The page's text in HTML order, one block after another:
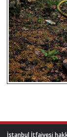
İstanbul İtfaiyesi